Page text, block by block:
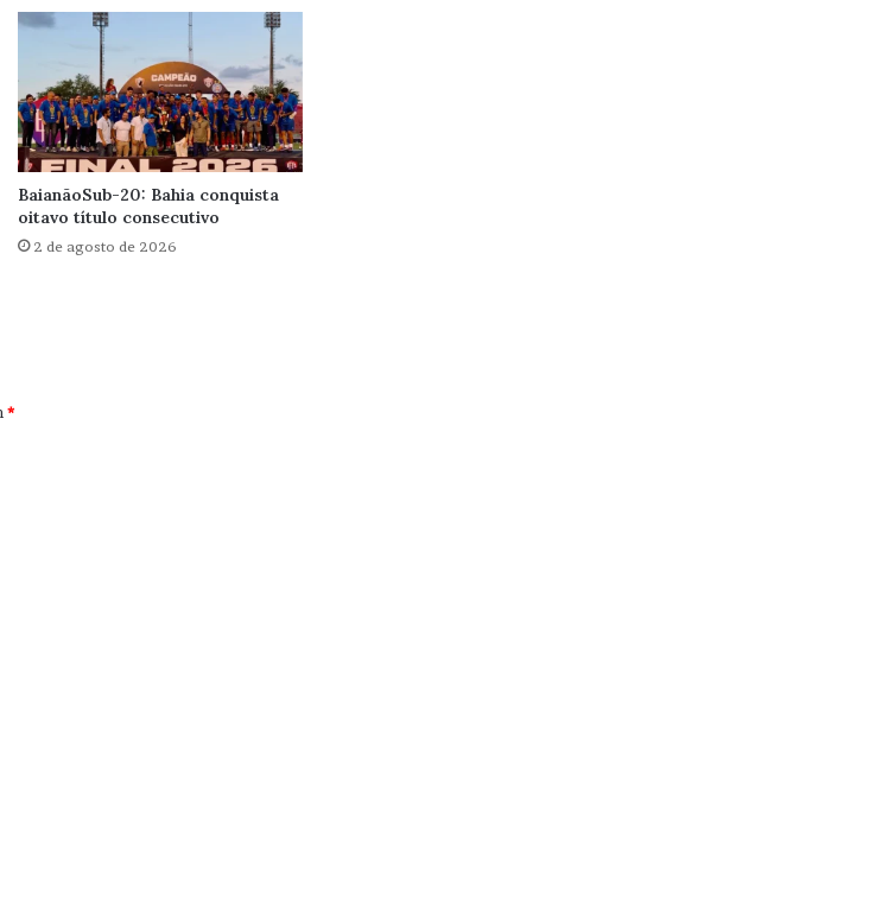
BaianãoSub-20: Bahia conquista
oitavo título consecutivo
2 de agosto de 2026
*